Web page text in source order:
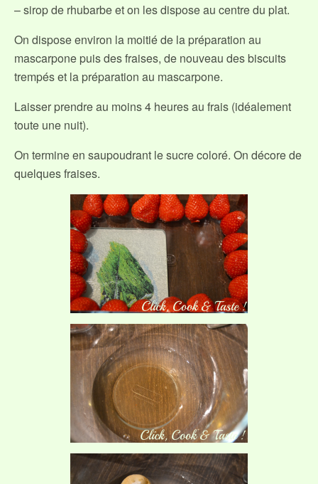
– sirop de rhubarbe et on les dispose au centre du plat.
On dispose environ la moitié de la préparation au
mascarpone puis des fraises, de nouveau des biscuits
trempés et la préparation au mascarpone.
Laisser prendre au moins 4 heures au frais (idéalement
toute une nuit).
On termine en saupoudrant le sucre coloré. On décore de
quelques fraises.